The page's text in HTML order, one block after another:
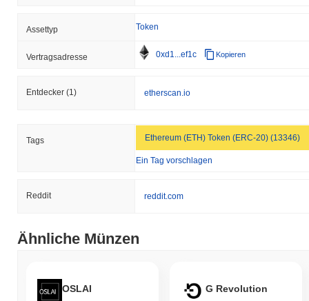
Assettyp Token
Vertragsadresse 0xd1...ef1c Kopieren
Entdecker (1) etherscan.io
Tags Ethereum (ETH) Token (ERC-20) (13346)
Ein Tag vorschlagen
Reddit reddit.com
Ähnliche Münzen
OSLAI G Revolution